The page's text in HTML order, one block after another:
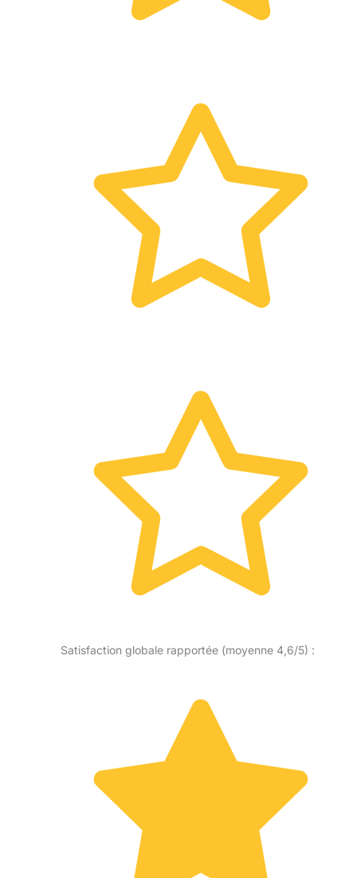
Satisfaction globale rapportée (moyenne 4,6/5) :